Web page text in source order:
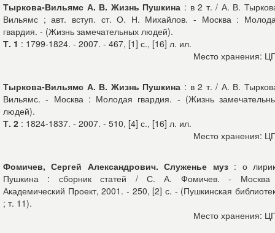
Тыркова-Вильямс А. В. Жизнь Пушкина : в 2 т. / А. В.
Вильямс ; авт. вступ. ст. О. Н. Михайлов. - Москва :
гвардия. - (Жизнь замечательных людей).
Т. 1 : 1799-1824. - 2007. - 467, [1] с., [16] л. ил.
Место хранения:
Тыркова-Вильямс А. В. Жизнь Пушкина : в 2 т. / А. В.
Вильямс. - Москва : Молодая гвардия. - (Жизнь
людей).
Т. 2 : 1824-1837. - 2007. - 510, [4] с., [16] л. ил.
Место хранения:
Фомичев, Сергей Александрович. Служенье муз: о
Пушкина : сборник статей / С. А. Фомичев. -
Академический Проект, 2001. - 250, [2] с. - (Пушкинская
; т. 11).
Место хранения: